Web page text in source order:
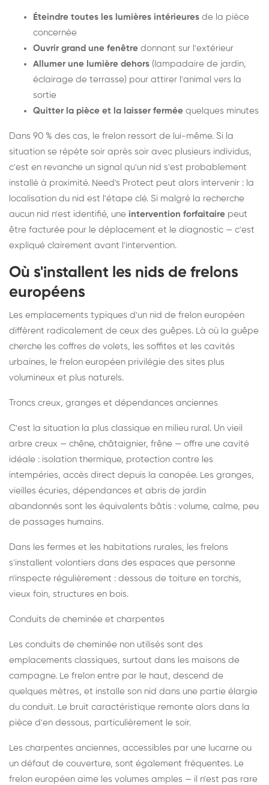
Éteindre toutes les lumières intérieures de la pièce
concernée
Ouvrir grand une fenêtre donnant sur l'extérieur
Allumer une lumière dehors (lampadaire de jardin,
éclairage de terrasse) pour attirer l'animal vers la
sortie
Quitter la pièce et la laisser fermée quelques minutes
Dans 90 % des cas, le frelon ressort de lui-même. Si la
situation se répète soir après soir avec plusieurs individus,
c'est en revanche un signal qu'un nid s'est probablement
installé à proximité. Need's Protect peut alors intervenir : la
localisation du nid est l'étape clé. Si malgré la recherche
aucun nid n'est identifié, une intervention forfaitaire peut
être facturée pour le déplacement et le diagnostic — c'est
expliqué clairement avant l'intervention.
Où s'installent les nids de frelons
européens
Les emplacements typiques d'un nid de frelon européen
diffèrent radicalement de ceux des guêpes. Là où la guêpe
cherche les coffres de volets, les soffites et les cavités
urbaines, le frelon européen privilégie des sites plus
volumineux et plus naturels.
Troncs creux, granges et dépendances anciennes
C'est la situation la plus classique en milieu rural. Un vieil
arbre creux — chêne, châtaignier, frêne — offre une cavité
idéale : isolation thermique, protection contre les
intempéries, accès direct depuis la canopée. Les granges,
vieilles écuries, dépendances et abris de jardin
abandonnés sont les équivalents bâtis : volume, calme, peu
de passages humains.
Dans les fermes et les habitations rurales, les frelons
s'installent volontiers dans des espaces que personne
n'inspecte régulièrement : dessous de toiture en torchis,
vieux foin, structures en bois.
Conduits de cheminée et charpentes
Les conduits de cheminée non utilisés sont des
emplacements classiques, surtout dans les maisons de
campagne. Le frelon entre par le haut, descend de
quelques mètres, et installe son nid dans une partie élargie
du conduit. Le bruit caractéristique remonte alors dans la
pièce d'en dessous, particulièrement le soir.
Les charpentes anciennes, accessibles par une lucarne ou
un défaut de couverture, sont également fréquentes. Le
frelon européen aime les volumes amples — il n'est pas rare